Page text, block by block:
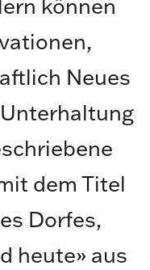
können
Neues
dem Titel
Dorfes,
heute» aus